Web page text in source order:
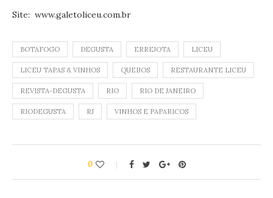
Site: www.galetoliceu.com.br
BOTAFOGO DEGUSTA ERREJOTA LICEU
LICEU TAPAS & VINHOS QUEIJOS RESTAURANTE LICEU
REVISTA-DEGUSTA RIO RIO DE JANEIRO
RIODEGUSTA RJ VINHOS E PAPARICOS
0